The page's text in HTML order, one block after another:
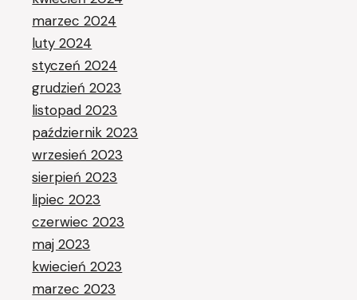
marzec 2024
luty 2024
styczeń 2024
grudzień 2023
listopad 2023
październik 2023
wrzesień 2023
sierpień 2023
lipiec 2023
czerwiec 2023
maj 2023
kwiecień 2023
marzec 2023